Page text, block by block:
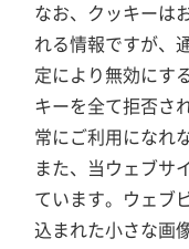
なお、クッキーは
れる情報ですが、
定により無効にす
キーを全て拒否さ
常にご利用になれ
また、当ウェブサ
ています。ウェブ
込まれた小さな画